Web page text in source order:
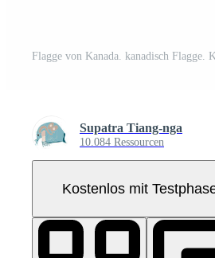
Supatra Tiang-nga
10.084 Ressourcen
Kostenlos mit